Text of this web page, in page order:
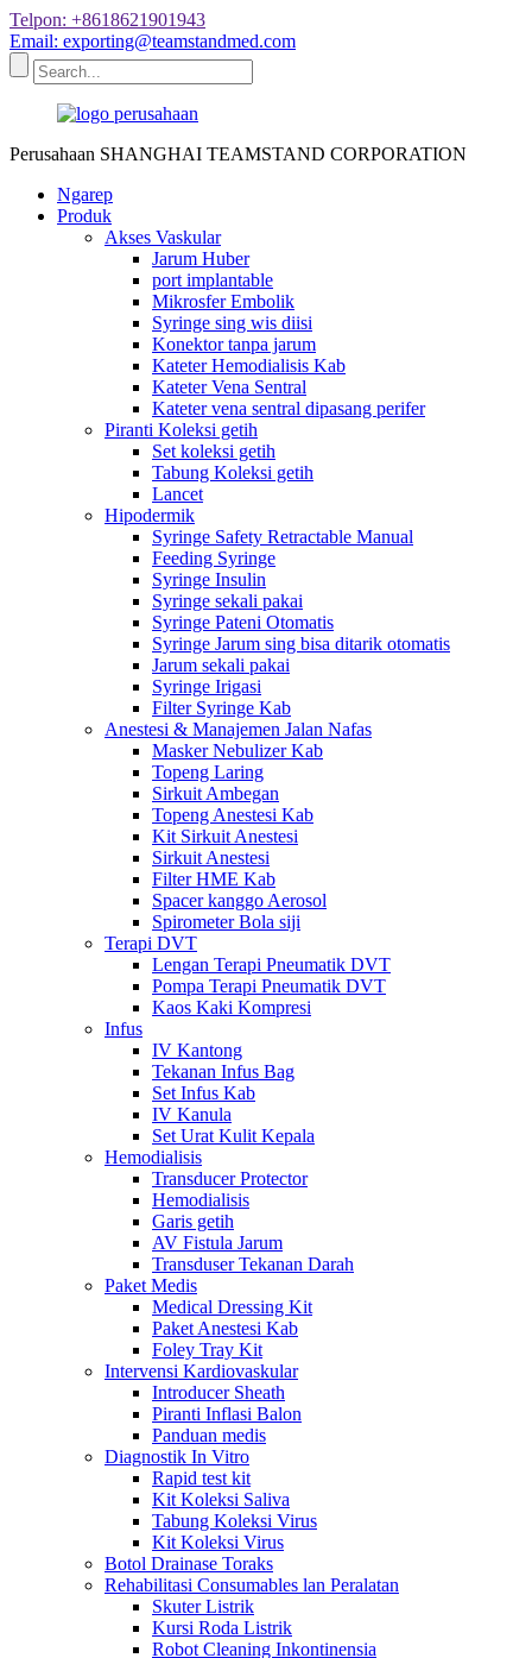
Telpon: +8618621901943
Email: exporting@teamstandmed.com
Perusahaan SHANGHAI TEAMSTAND CORPORATION
Ngarep
Produk
Akses Vaskular
Jarum Huber
port implantable
Mikrosfer Embolik
Syringe sing wis diisi
Konektor tanpa jarum
Kateter Hemodialisis Kab
Kateter Vena Sentral
Kateter vena sentral dipasang perifer
Piranti Koleksi getih
Set koleksi getih
Tabung Koleksi getih
Lancet
Hipodermik
Syringe Safety Retractable Manual
Feeding Syringe
Syringe Insulin
Syringe sekali pakai
Syringe Pateni Otomatis
Syringe Jarum sing bisa ditarik otomatis
Jarum sekali pakai
Syringe Irigasi
Filter Syringe Kab
Anestesi & Manajemen Jalan Nafas
Masker Nebulizer Kab
Topeng Laring
Sirkuit Ambegan
Topeng Anestesi Kab
Kit Sirkuit Anestesi
Sirkuit Anestesi
Filter HME Kab
Spacer kanggo Aerosol
Spirometer Bola siji
Terapi DVT
Lengan Terapi Pneumatik DVT
Pompa Terapi Pneumatik DVT
Kaos Kaki Kompresi
Infus
IV Kantong
Tekanan Infus Bag
Set Infus Kab
IV Kanula
Set Urat Kulit Kepala
Hemodialisis
Transducer Protector
Hemodialisis
Garis getih
AV Fistula Jarum
Transduser Tekanan Darah
Paket Medis
Medical Dressing Kit
Paket Anestesi Kab
Foley Tray Kit
Intervensi Kardiovaskular
Introducer Sheath
Piranti Inflasi Balon
Panduan medis
Diagnostik In Vitro
Rapid test kit
Kit Koleksi Saliva
Tabung Koleksi Virus
Kit Koleksi Virus
Botol Drainase Toraks
Rehabilitasi Consumables lan Peralatan
Skuter Listrik
Kursi Roda Listrik
Robot Cleaning Inkontinensia